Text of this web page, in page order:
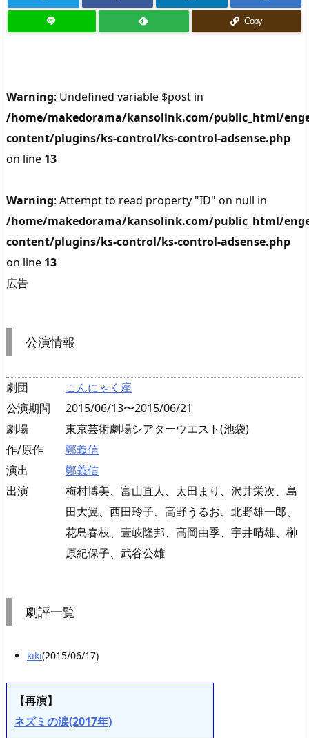
Copy
Warning: Undefined variable $post in
/home/makedorama/kansolink.com/public_html/
content/plugins/ks-control/ks-control-adsense.php
on line 13
Warning: Attempt to read property "ID" on null in
/home/makedorama/kansolink.com/public_html/
content/plugins/ks-control/ks-control-adsense.php
on line 13
広告
公演情報
劇団
こんにゃく座
公演期間
2015/06/13〜2015/06/21
劇場
東京芸術劇場シアターウエスト(池袋)
作/原作
鄭義信
演出
鄭義信
出演
梅村博美、富山直人、太田まり、沢井栄次、島
田大翼、西田玲子、高野うるお、北野雄一郎、
花島春枝、壹岐隆邦、髙岡由季、宇井晴雄、榊
原紀保子、武谷公雄
劇評一覧
kiki(2015/06/17)
【再演】
ネズミの涙(2017年)